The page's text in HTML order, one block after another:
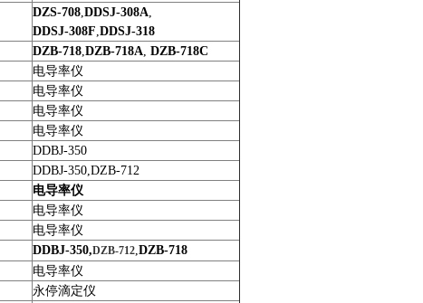
DZS-708,DDSJ-308A,
DDSJ-308F,DDSJ-318
DZB-718,DZB-718A, DZB-718C
电导率仪
电导率仪
电导率仪
电导率仪
DDBJ-350
DDBJ-350,DZB-712
电导率仪
电导率仪
电导率仪
DDBJ-350,DZB-712,DZB-718
电导率仪
永停滴定仪